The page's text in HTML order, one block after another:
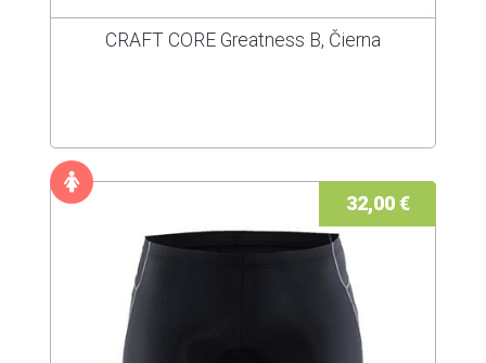
CRAFT CORE Greatness B, Čierna
32,00 €